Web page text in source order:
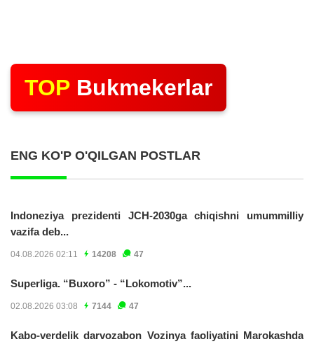
TOP Bukmekerlar
ENG KO'P O'QILGAN POSTLAR
Indoneziya prezidenti JCH-2030ga chiqishni umummilliy
vazifa deb...
04.08.2026 02:11 14208 47
Superliga. “Buxoro” - “Lokomotiv”...
02.08.2026 03:08 7144 47
Kabo-verdelik darvozabon Vozinya faoliyatini Marokashda